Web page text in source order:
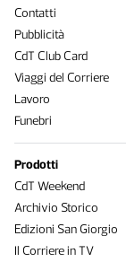
Contatti
Pubblicità
CdT Club Card
Viaggi del Corriere
Lavoro
Funebri
Prodotti
CdT Weekend
Archivio Storico
Edizioni San Giorgio
Il Corriere in TV